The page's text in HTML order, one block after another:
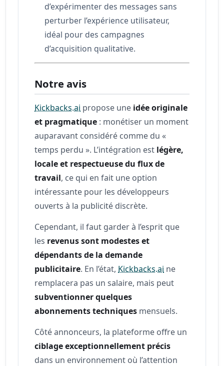
d’expérimenter des messages sans
perturber l’expérience utilisateur,
idéal pour des campagnes
d’acquisition qualitative.
Notre avis
Kickbacks.ai propose une idée originale
et pragmatique : monétiser un moment
auparavant considéré comme du «
temps perdu ». L’intégration est légère,
locale et respectueuse du flux de
travail, ce qui en fait une option
intéressante pour les développeurs
ouverts à la publicité discrète.
Cependant, il faut garder à l’esprit que
les revenus sont modestes et
dépendants de la demande
publicitaire. En l’état, Kickbacks.ai ne
remplacera pas un salaire, mais peut
subventionner quelques
abonnements techniques mensuels.
Côté annonceurs, la plateforme offre un
ciblage exceptionnellement précis
dans un environnement où l’attention